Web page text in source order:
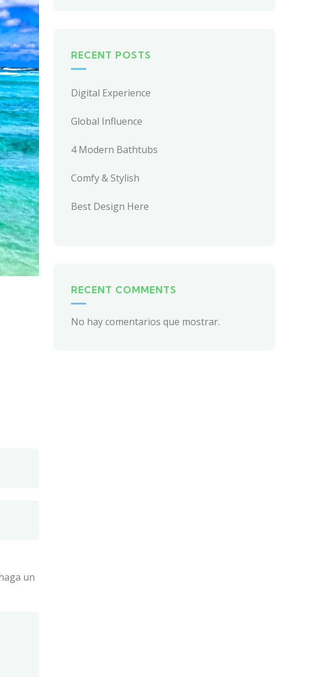
un
RECENT POSTS
Digital Experience
Global Influence
4 Modern Bathtubs
Comfy & Stylish
Best Design Here
RECENT COMMENTS
No hay comentarios que mostrar.